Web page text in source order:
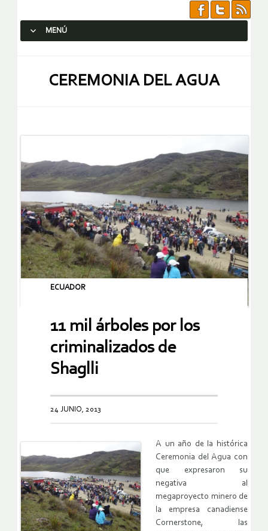
MENÚ
CEREMONIA DEL AGUA
ECUADOR
11 mil árboles por los
criminalizados de
Shaglli
24 JUNIO, 2013
A un año de la histórica
Ceremonia del Agua con
que expresaron su
negativa al
megaproyecto minero de
la empresa canadiense
Cornerstone, las